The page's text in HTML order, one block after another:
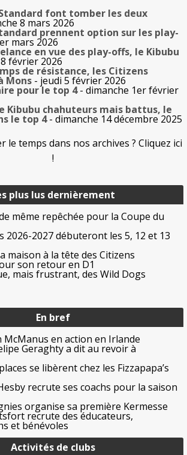
plus lus dernièrement
même repêchée pour la Coupe du
2026-2027 débuteront les 5, 12 et 13
maison à la tête des Citizens
son retour en D1
mais frustrant, des Wild Dogs
font tomber les deux
8 mars 2026
prennent option sur les play-
mars 2026
en vue des play-offs, le Kibubu
février 2026
de résistance, les Citizens
Mons - jeudi 5 février 2026
pour le top 4- dimanche 1er février
Kibubu chahuteurs mais battus, le
le top 4- dimanche 14 décembre 2025
le temps dans nos archives ? Cliquez ici
!
En bref
McManus en action en Irlande
Geraghty a dit au revoir à
se libèrent chez les Fizzapapa’s
recrute ses coachs pour la saison
organise sa première Kermesse
recrute des éducateurs,
et bénévoles
Activités de clubs